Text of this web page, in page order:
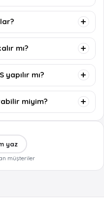
mı?
mı?
miyim?
yaz
müşteriler